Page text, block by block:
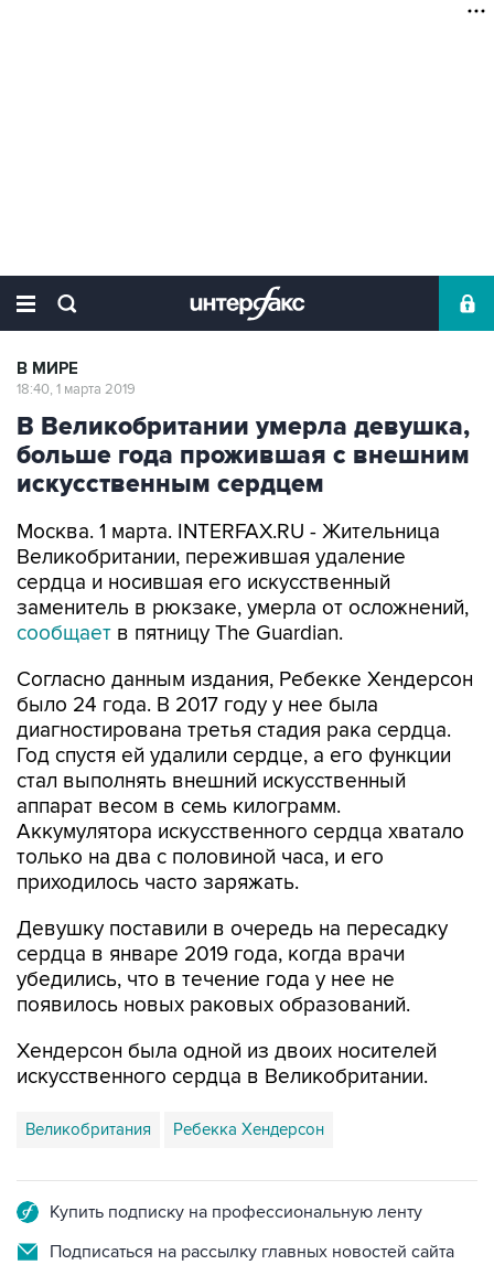
В МИРЕ
18:40, 1 марта 2019
В Великобритании умерла девушка,
больше года прожившая с внешним
искусственным сердцем
Москва. 1 марта. INTERFAX.RU - Жительница
Великобритании, пережившая удаление
сердца и носившая его искусственный
заменитель в рюкзаке, умерла от осложнений,
сообщает в пятницу The Guardian.
Согласно данным издания, Ребекке Хендерсон
было 24 года. В 2017 году у нее была
диагностирована третья стадия рака сердца.
Год спустя ей удалили сердце, а его функции
стал выполнять внешний искусственный
аппарат весом в семь килограмм.
Аккумулятора искусственного сердца хватало
только на два с половиной часа, и его
приходилось часто заряжать.
Девушку поставили в очередь на пересадку
сердца в январе 2019 года, когда врачи
убедились, что в течение года у нее не
появилось новых раковых образований.
Хендерсон была одной из двоих носителей
искусственного сердца в Великобритании.
Великобритания Ребекка Хендерсон
Купить подписку на профессиональную ленту
Подписаться на рассылку главных новостей сайта